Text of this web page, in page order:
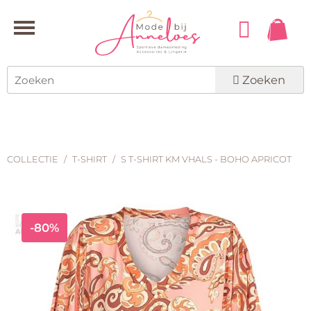
Zoeken
COLLECTIE / T-SHIRT / S T-SHIRT KM VHALS - BOHO APRICOT
-80%